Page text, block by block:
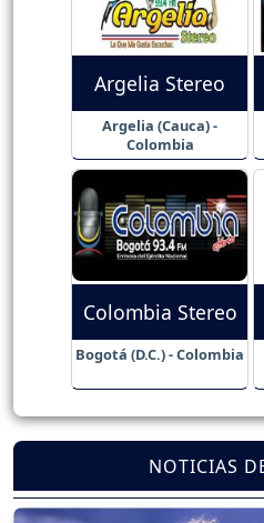
Argelia Stereo
Argelia (Cauca) -
Colombia
Colombia Stereo
Bogotá (D.C.) - Colombia
NOTICIAS